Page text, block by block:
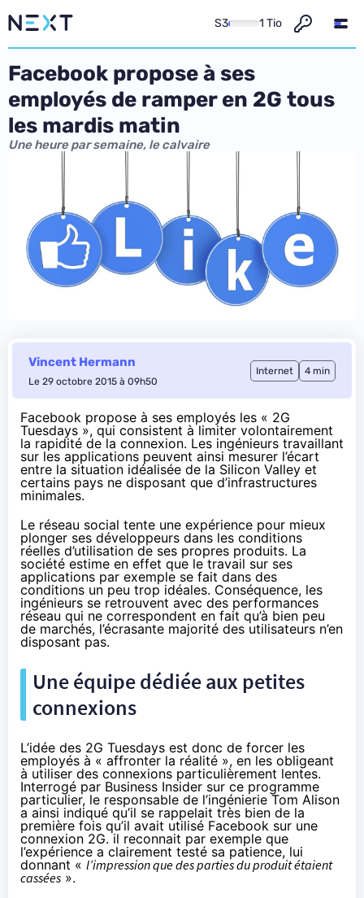
S3 1 Tio
Facebook propose à ses
employés de ramper en 2G tous
les mardis matin
Une heure par semaine, le calvaire
Vincent Hermann
Le 29 octobre 2015 à 09h50
Internet 4 min
Facebook propose à ses employés les « 2G
Tuesdays », qui consistent à limiter volontairement
la rapidité de la connexion. Les ingénieurs travaillant
sur les applications peuvent ainsi mesurer l’écart
entre la situation idéalisée de la Silicon Valley et
certains pays ne disposant que d’infrastructures
minimales.
Le réseau social tente une expérience pour mieux
plonger ses développeurs dans les conditions
réelles d’utilisation de ses propres produits. La
société estime en effet que le travail sur ses
applications par exemple se fait dans des
conditions un peu trop idéales. Conséquence, les
ingénieurs se retrouvent avec des performances
réseau qui ne correspondent en fait qu’à bien peu
de marchés, l’écrasante majorité des utilisateurs n’en
disposant pas.
Une équipe dédiée aux petites
connexions
L’idée des 2G Tuesdays est donc de forcer les
employés à « affronter la réalité », en les obligeant
à utiliser des connexions particulièrement lentes.
Interrogé par Business Insider sur ce programme
particulier, le responsable de l’ingénierie Tom Alison
a ainsi indiqué qu’il se rappelait très bien de la
première fois qu’il avait utilisé Facebook sur une
connexion 2G. il reconnait par exemple que
l’expérience a clairement testé sa patience, lui
donnant « l’impression que des parties du produit étaient
cassées ».